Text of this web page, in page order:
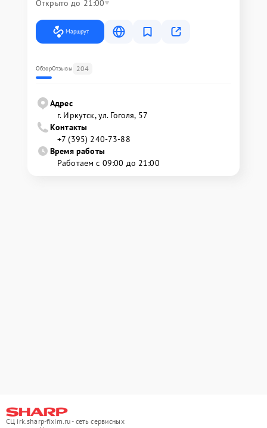
Открыто до 21:00
Маршрут
ОбзорОтзывы 204
Адрес
г. Иркутск, ул. ​Гоголя, 57
Контакты
+7 (395) 240-73-88
Время работы
Работаем с 09:00 до 21:00
СЦ irk.sharp-fixim.ru - сеть сервисных